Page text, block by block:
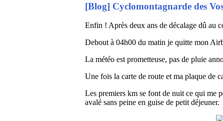
[Blog] Cyclomontagnarde des
Enfin ! Après deux ans de décalage dû au
Debout à 04h00 du matin je quitte mon
La météo est prometteuse, pas de pluie
Une fois la carte de route et ma plaque de
Les premiers km se font de nuit ce qui me
avalé sans peine en guise de petit déjeuner.